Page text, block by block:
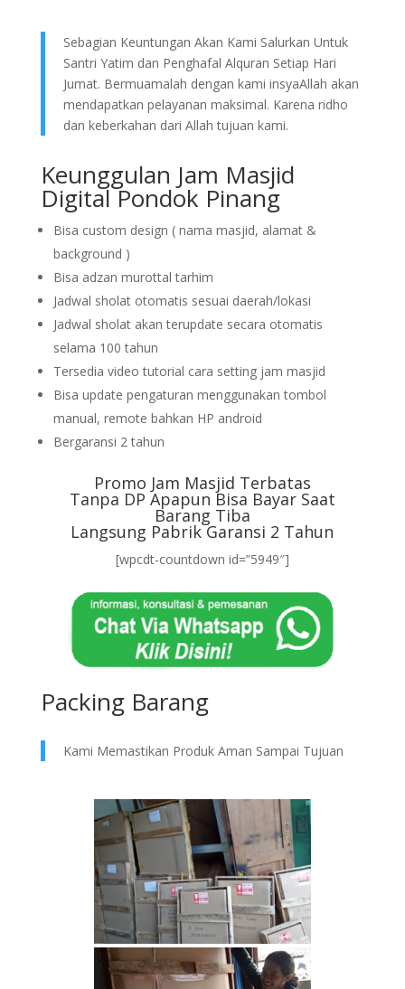
Sebagian Keuntungan Akan Kami Salurkan Untuk
Santri Yatim dan Penghafal Alquran Setiap Hari
Jumat. Bermuamalah dengan kami insyaAllah akan
mendapatkan pelayanan maksimal. Karena ridho
dan keberkahan dari Allah tujuan kami.
Keunggulan Jam Masjid
Digital Pondok Pinang
Bisa custom design ( nama masjid, alamat &
background )
Bisa adzan murottal tarhim
Jadwal sholat otomatis sesuai daerah/lokasi
Jadwal sholat akan terupdate secara otomatis
selama 100 tahun
Tersedia video tutorial cara setting jam masjid
Bisa update pengaturan menggunakan tombol
manual, remote bahkan HP android
Bergaransi 2 tahun
Promo Jam Masjid Terbatas
Tanpa DP Apapun Bisa Bayar Saat
Barang Tiba
Langsung Pabrik Garansi 2 Tahun
[wpcdt-countdown id=”5949″]
Packing Barang
Kami Memastikan Produk Aman Sampai Tujuan